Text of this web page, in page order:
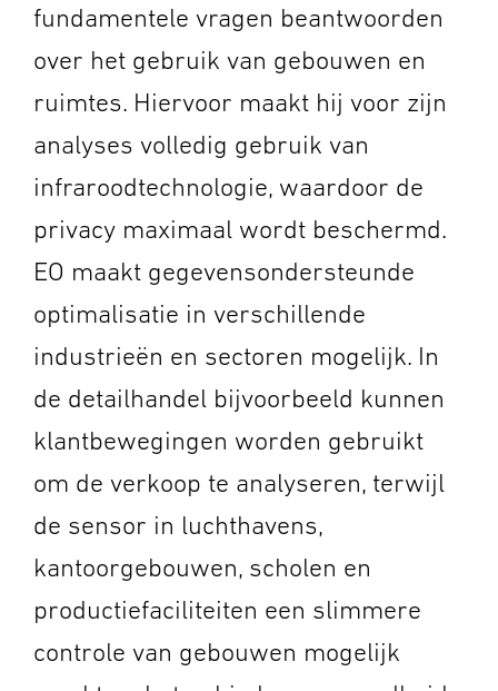
fundamentele vragen beantwoorden
over het gebruik van gebouwen en
ruimtes. Hiervoor maakt hij voor zijn
analyses volledig gebruik van
infraroodtechnologie, waardoor de
privacy maximaal wordt beschermd.
EO maakt gegevensondersteunde
optimalisatie in verschillende
industrieën en sectoren mogelijk. In
de detailhandel bijvoorbeeld kunnen
klantbewegingen worden gebruikt
om de verkoop te analyseren, terwijl
de sensor in luchthavens,
kantoorgebouwen, scholen en
productiefaciliteiten een slimmere
controle van gebouwen mogelijk